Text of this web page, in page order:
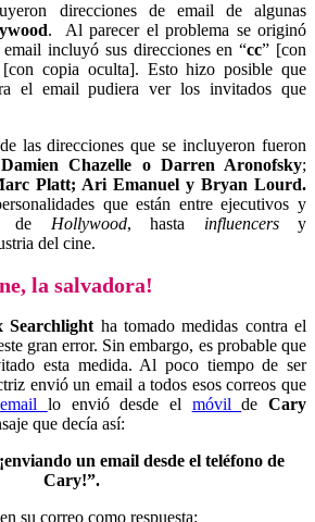
direcciones de email de algunas
. Al parecer el problema se originó
incluyó sus direcciones en “cc” [con
copia oculta]. Esto hizo posible que
el email pudiera ver los invitados que
las direcciones que se incluyeron fueron
Chazelle o Darren Aronofsky;
Platt; Ari Emanuel y Bryan Lourd.
que están entre ejecutivos y
de Hollywood, hasta influencersy
del cine.
la salvadora!
Searchlight ha tomado medidas contra el
gran error. Sin embargo, es probable que
esta medida. Al poco tiempo de ser
envió un email a todos esos correos que
email lo envió desde el móvildeCary
que decía así:
un email desde el teléfono de
Cary!”.
su correo como respuesta: